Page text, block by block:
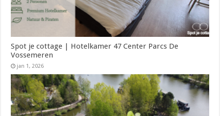
Spot je cottage | Hotelkamer 47 Center Parcs De
Vossemeren
jan 1, 2026